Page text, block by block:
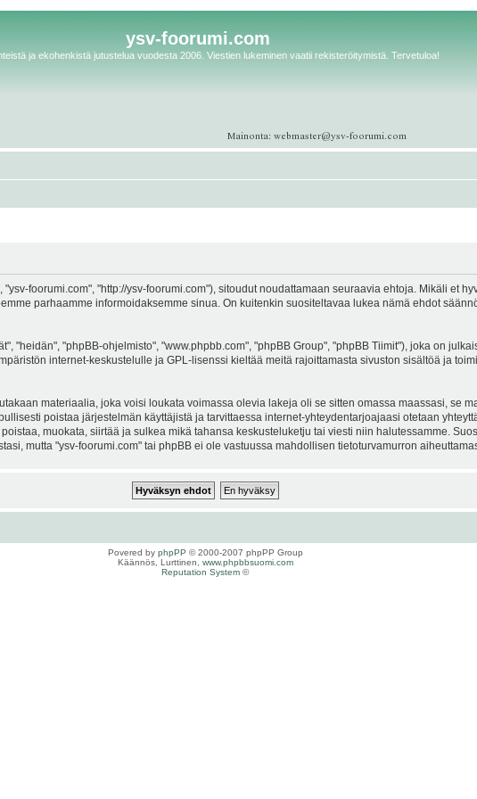
ysv-foorumi.com
ja ekohenkistä jutustelua vuodesta 2006. Viestien lukeminen vaatii rekisteröitymistä. Tervetuloa!
foorumi.com", "http://ysv-foorumi.com"), sitoudut noudattamaan seuraavia ehtoja. Mikäli et
parhaamme informoidaksemme sinua. On kuitenkin suositeltavaa lukea nämä ehdot
"heidän", "phpBB-ohjelmisto", "www.phpbb.com", "phpBB Group", "phpBB Tiimit"), joka on
internet-keskustelulle ja GPL-lisenssi kieltää meitä rajoittamasta sivuston sisältöä ja
materiaalia, joka voisi loukata voimassa olevia lakeja oli se sitten omassa maassasi, se
poistaa järjestelmän käyttäjistä ja tarvittaessa internet-yhteydentarjoajaasi otetaan
muokata, siirtää ja sulkea mikä tahansa keskusteluketju tai viesti niin halutessamme.
mutta "ysv-foorumi.com" tai phpBB ei ole vastuussa mahdollisen tietoturvamurron
Povered by phpPP © 2000-2007 phpPP Group
Käännös, Lurttinen, www.phpbbsuomi.com
Reputation System ©